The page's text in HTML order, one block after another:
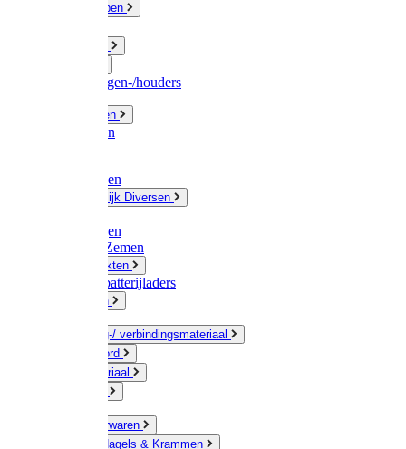
Waterpompen
Slangenwagen-/houders
Olie / Vetten
Chemicalien
Plasticzakken
Huishoudelijk Diversen
Zaksluitingen
Sponzen / Zemen
Zeepprodukten
Batterij & batterijladers
Zaklampen
Verpakking-/ verbindingsmateriaal
Touw / Koord
Afdekmateriaal
Kleine ijzerwaren
Spijkers, Nagels & Krammen